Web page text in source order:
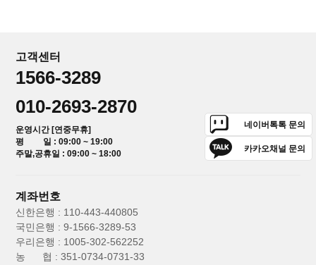
고객센터
1566-3289
010-2693-2870
운영시간 [연중무휴]
평 일 : 09:00 ~ 19:00
주말,공휴일 : 09:00 ~ 18:00
네이버톡톡 문의
카카오채널 문의
계좌번호
신한은행 : 110-443-440805
국민은행 : 9-1566-3289-53
우리은행 : 1005-302-562252
농 협 : 351-0734-0731-33